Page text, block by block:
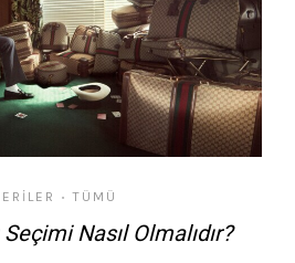
• TÜMÜ
Nasıl Olmalıdır?